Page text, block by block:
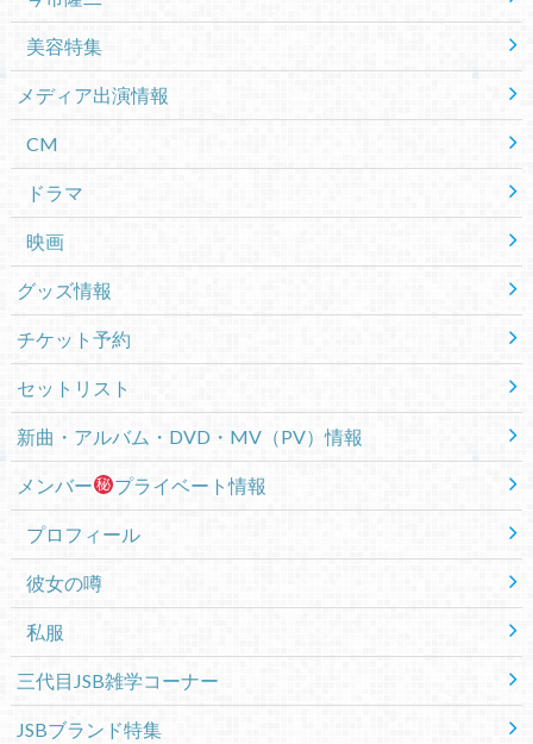
美容特集
メディア出演情報
CM
ドラマ
映画
グッズ情報
チケット予約
セットリスト
新曲・アルバム・DVD・MV（PV）情報
メンバー プライベート情報
プロフィール
彼女の噂
私服
三代目JSB雑学コーナー
JSBブランド特集